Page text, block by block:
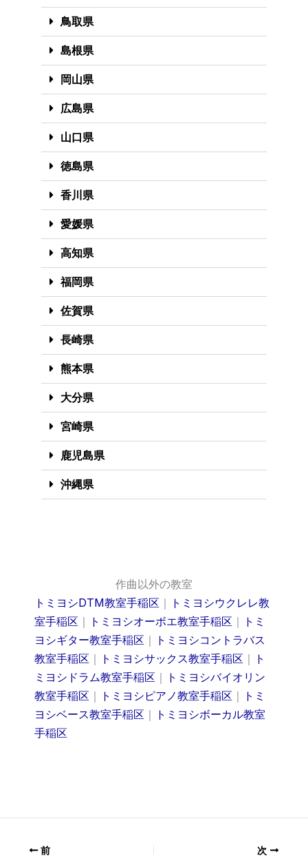
鳥取県
島根県
岡山県
広島県
山口県
徳島県
香川県
愛媛県
高知県
福岡県
佐賀県
長崎県
熊本県
大分県
宮崎県
鹿児島県
沖縄県
作曲以外の教室
トミヨシDTM教室手稲区 ｜ トミヨシウクレレ教
室手稲区 ｜ トミヨシオーボエ教室手稲区 ｜ トミ
ヨシギター教室手稲区 ｜ トミヨシコントラバス
教室手稲区 ｜ トミヨシサックス教室手稲区 ｜ ト
ミヨシドラム教室手稲区 ｜ トミヨシバイオリン
教室手稲区 ｜ トミヨシピアノ教室手稲区 ｜ トミ
ヨシベース教室手稲区 ｜ トミヨシボーカル教室
手稲区
前 次